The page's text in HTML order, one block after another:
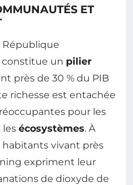
ET
République
un pilier
près de 30 % du PIB
richesse est entachée
pour les
les écosystèmes. À
habitants vivant près
expriment leur
de dioxyde de